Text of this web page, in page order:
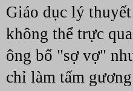
Giáo dục lý
không thể trực
ông bố "sợ vợ"
chỉ làm tấm